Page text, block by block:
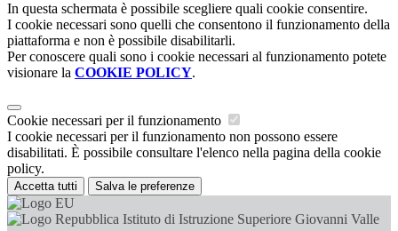
In questa schermata è possibile scegliere quali cookie consentire.
I cookie necessari sono quelli che consentono il funzionamento della
piattaforma e non è possibile disabilitarli.
Per conoscere quali sono i cookie necessari al funzionamento potete
visionare la COOKIE POLICY.
Cookie necessari per il funzionamento
I cookie necessari per il funzionamento non possono essere
disabilitati. È possibile consultare l'elenco nella pagina della cookie
policy.
Accetta tutti Salva le preferenze
Istituto di Istruzione Superiore Giovanni Valle